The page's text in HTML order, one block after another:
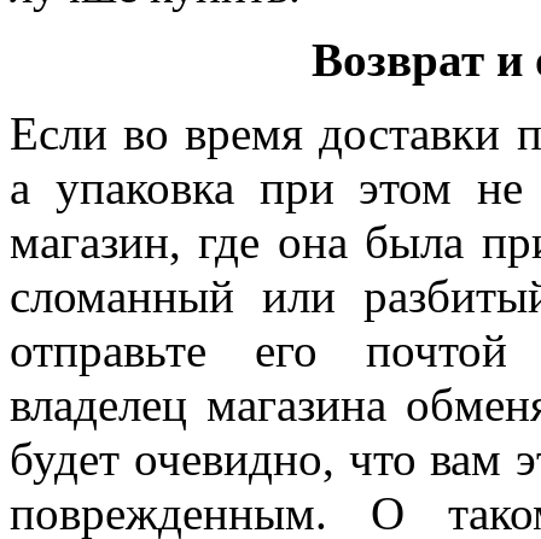
Возврат и
Если во время доставки
а упаковка при этом
магазин, где она была
сломанный или
отправьте его
владелец магазина
будет очевидно, что вам
поврежденным. О